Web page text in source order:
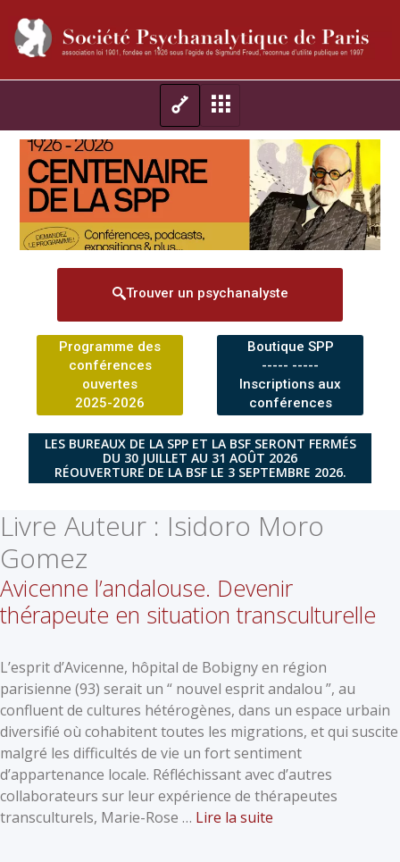
Trouver un psychanalyste
Programme des
conférences
ouvertes
2025-2026
Boutique SPP
----- -----
Inscriptions aux
conférences
LES BUREAUX DE LA SPP ET LA BSF SERONT FERMÉS
DU 30 JUILLET AU 31 AOÛT 2026
RÉOUVERTURE DE LA BSF LE 3 SEPTEMBRE 2026.
Livre Auteur : Isidoro Moro
Gomez
Avicenne l’andalouse. Devenir
thérapeute en situation transculturelle
L’esprit d’Avicenne, hôpital de Bobigny en région
parisienne (93) serait un “ nouvel esprit andalou ”, au
confluent de cultures hétérogènes, dans un espace urbain
diversifié où cohabitent toutes les migrations, et qui suscite
malgré les difficultés de vie un fort sentiment
d’appartenance locale. Réfléchissant avec d’autres
collaborateurs sur leur expérience de thérapeutes
transculturels, Marie-Rose … Lire la suite